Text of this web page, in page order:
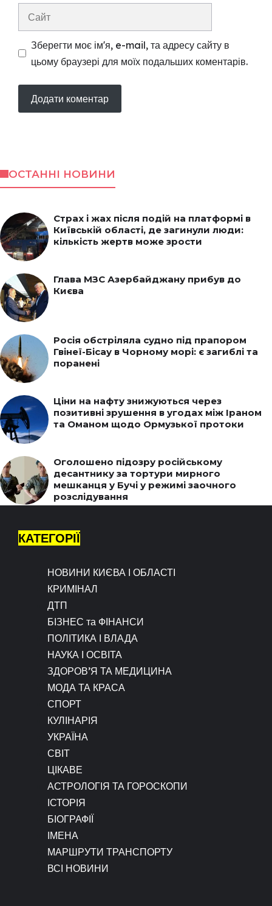
Зберегти моє ім'я, e-mail, та адресу сайту в
цьому браузері для моїх подальших коментарів.
ОСТАННІ НОВИНИ
Страх і жах після подій на платформі в
Київській області, де загинули люди:
кількість жертв може зрости
Глава МЗС Азербайджану прибув до
Києва
Росія обстріляла судно під прапором
Гвінеї-Бісау в Чорному морі: є загиблі та
поранені
Ціни на нафту знижуються через
позитивні зрушення в угодах між Іраном
та Оманом щодо Ормузької протоки
Оголошено підозру російському
десантнику за тортури мирного
мешканця у Бучі у режимі заочного
розслідування
КАТЕГОРІЇ
НОВИНИ КИЄВА І ОБЛАСТІ
КРИМІНАЛ
ДТП
БІЗНЕС та ФІНАНСИ
ПОЛІТИКА І ВЛАДА
НАУКА І ОСВІТА
ЗДОРОВ’Я ТА МЕДИЦИНА
МОДА ТА КРАСА
СПОРТ
КУЛІНАРІЯ
УКРАЇНА
СВІТ
ЦІКАВЕ
АСТРОЛОГІЯ ТА ГОРОСКОПИ
ІСТОРІЯ
БІОГРАФІЇ
ІМЕНА
МАРШРУТИ ТРАНСПОРТУ
ВСІ НОВИНИ